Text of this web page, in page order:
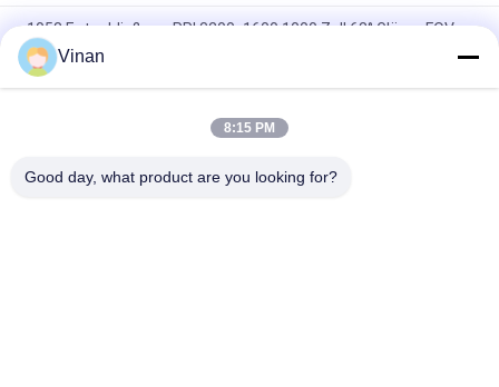
1058 Entschließung PPI 3200x1600 1000 Zoll 68° Gläser FOV
VR mit HDMI
Kopf VR-Gläser Immersive LCOS 1280*720 brachte Anzeigen
Vinan
8:15 PM
Good day, what product are you looking for?